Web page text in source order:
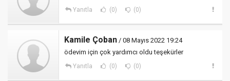
Yanıtla (0) (0)
Kamile Çoban / 08 Mayıs 2022 19:24
ödevim için çok yardımcı oldu teşekürler
Yanıtla (0) (0)